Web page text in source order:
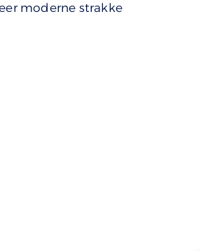
moderne strakke